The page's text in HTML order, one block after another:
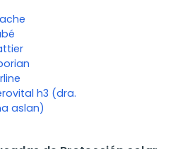
h3 (dra.
aslan)